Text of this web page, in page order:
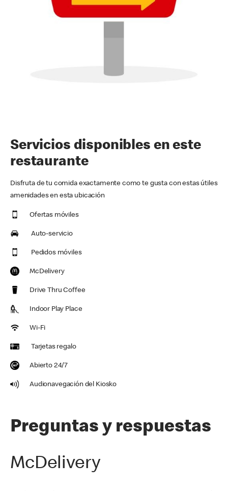
Servicios disponibles en este
restaurante
Disfruta de tu comida exactamente como te gusta con estas útiles
amenidades en esta ubicación
Ofertas móviles
Auto-servicio
Pedidos móviles
McDelivery
Drive Thru Coffee
Indoor Play Place
Wi-Fi
Tarjetas regalo
Abierto 24/7
Audionavegación del Kiosko
Preguntas y respuestas
McDelivery